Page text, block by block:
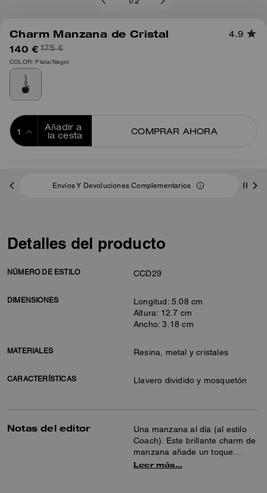
/2
Charm Manzana de Cristal 4.9
140 € 175 €
COLOR: Plata/Negro
Añadir a
la cesta
COMPRAR AHORA
Envíos Y Devoluciones Complementarios
Detalles del producto
NÚMERO DE ESTILO CCD29
DIMENSIONES
Longitud: 5.08 cm
Altura: 12.7 cm
Ancho: 3.18 cm
MATERIALES Resina, metal y cristales
CARACTERÍSTICAS Llavero dividido y mosquetón
Notas del editor
Una manzana al día (al estilo
Coach). Este brillante charm de
manzana añade un toque
divertido a tu bolso o juego de
Leer más…